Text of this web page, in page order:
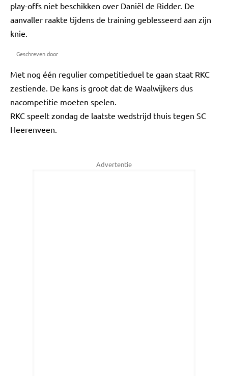
play-offs niet beschikken over Daniël de Ridder. De
aanvaller raakte tijdens de training geblesseerd aan zijn
knie.
Geschreven door
Met nog één regulier competitieduel te gaan staat RKC
zestiende. De kans is groot dat de Waalwijkers dus
nacompetitie moeten spelen.
RKC speelt zondag de laatste wedstrijd thuis tegen SC
Heerenveen.
Advertentie